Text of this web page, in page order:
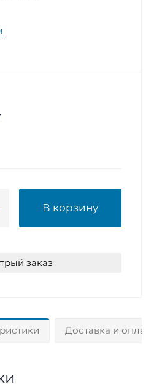
В корзину
заказ
Доставка и